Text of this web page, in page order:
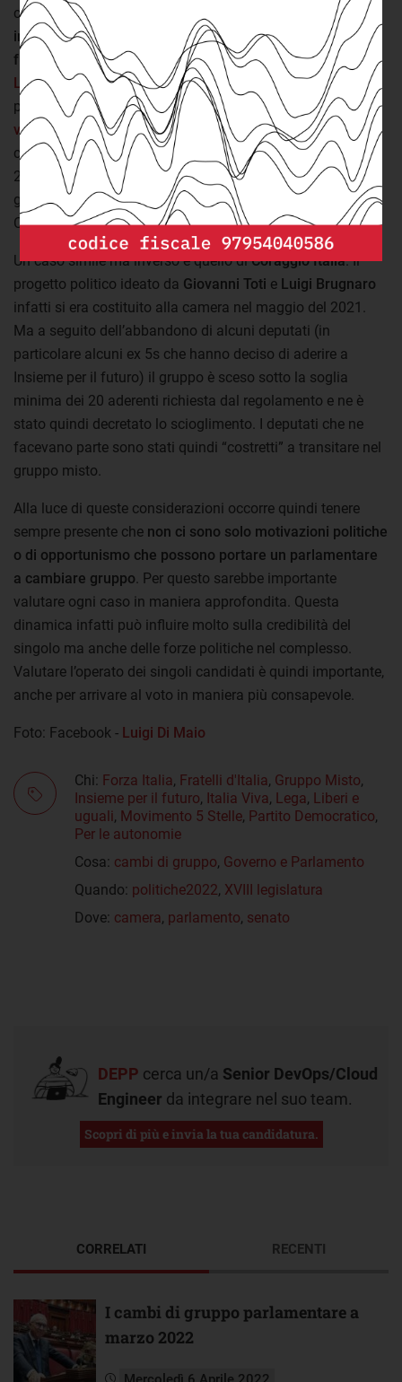
casi possono avere ragioni molto diverse tra loro.
A volte
infatti possono essere dovuti anche ai regolamenti sul
funzionamento delle camere. Ad esempio, il gruppo di
Liberi e ugualipresente alla camera non avrebbe i numeri
per costituirsi in forma autonoma in base alle
norme
vigenti. Ma ne è stata autorizzata ugualmente la
costituzione dal presidente
Roberto Ficonell’aprile del
2018. I suoi appartenenti, che prima facevano parte del
gruppo misto, sono quindi transitati in questa formazione.
Compiendo a tutti gli effetti un cambio di gruppo.
Un caso simile ma inverso è quello diCoraggio Italia. Il
progetto politico ideato da Giovanni Toti e Luigi Brugnaro
infatti si era costituito alla camera nel maggio del 2021.
Ma a seguito dell’abbandono di alcuni deputati (in
particolare alcuni ex 5s che hanno deciso di aderire a
Insieme per il futuro) il gruppo è sceso sotto la soglia
minima dei 20 aderenti richiesta dal regolamento e ne è
stato quindi decretato lo scioglimento. I deputati che ne
facevano parte sono stati quindi “costretti” a transitare nel
gruppo misto.
Alla luce di queste considerazioni occorre quindi tenere
sempre presente che non ci sono solo motivazioni politiche
o di opportunismo che possono portare un parlamentare
a cambiare gruppo . Per questo sarebbe importante
valutare ogni caso in maniera approfondita. Questa
dinamica infatti può influire molto sulla credibilità del
singolo ma anche delle forze politiche nel complesso.
Valutare l’operato dei singoli candidati è quindi importante,
anche per arrivare al voto in maniera più consapevole.
Foto: Facebook - Luigi Di Maio
Chi: Forza Italia, Fratelli d'Italia, Gruppo Misto,
Insieme per il futuro, Italia Viva, Lega, Liberi e
uguali, Movimento 5 Stelle, Partito Democratico,
Per le autonomie
Cosa: cambi di gruppo, Governo e Parlamento
Quando: politiche2022, XVIII legislatura
Dove: camera, parlamento, senato
DEPP cerca un/a Senior DevOps/Cloud
Engineer da integrare nel suo team.
Scopri di più e invia la tua candidatura.
CORRELATI
I cambi di gruppo parlamentare a
marzo 2022
RECENTI